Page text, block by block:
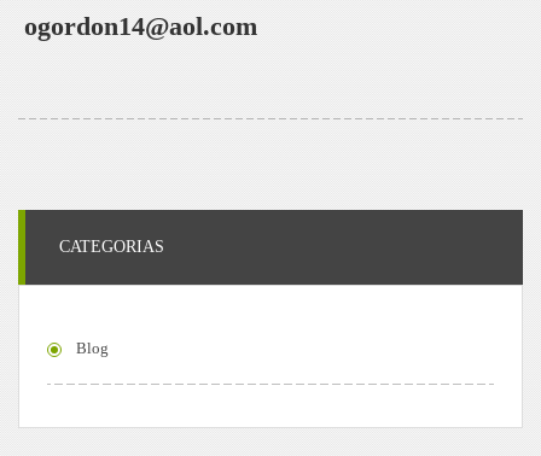
ogordon14@aol.com
CATEGORIAS
Blog